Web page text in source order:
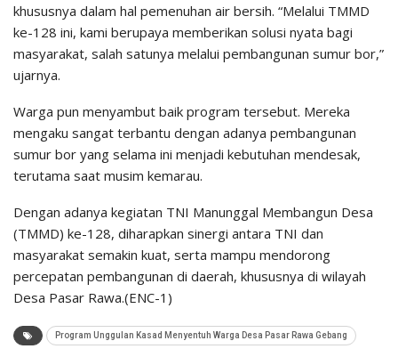
khususnya dalam hal pemenuhan air bersih. “Melalui TMMD
ke-128 ini, kami berupaya memberikan solusi nyata bagi
masyarakat, salah satunya melalui pembangunan sumur bor,”
ujarnya.
‎Warga pun menyambut baik program tersebut. Mereka
mengaku sangat terbantu dengan adanya pembangunan
sumur bor yang selama ini menjadi kebutuhan mendesak,
terutama saat musim kemarau.
‎Dengan adanya kegiatan TNI Manunggal Membangun Desa
(TMMD) ke-128, diharapkan sinergi antara TNI dan
masyarakat semakin kuat, serta mampu mendorong
percepatan pembangunan di daerah, khususnya di wilayah
Desa Pasar Rawa.(ENC-1)
Program Unggulan Kasad Menyentuh Warga Desa Pasar Rawa Gebang